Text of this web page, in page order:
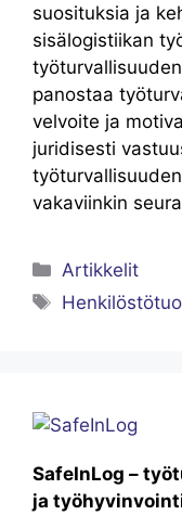
suosituksia ja
sisälogistiikan
panostaa
velvoite ja
juridisesti
vakaviinkin
Artikkelit
SafeInLog –
ja